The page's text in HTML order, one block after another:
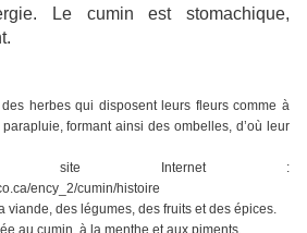
Le cumin est stomachique,
herbes qui disposent leurs fleurs comme à
formant ainsi des ombelles, d’où leur
site Internet :
ency_2/cumin/histoire
viande, des légumes, des fruits et des épices.
au cumin, à la menthe et aux piments.